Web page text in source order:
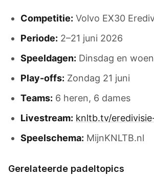
Competitie: Volvo EX30
Periode: 2–21 juni 2026
Speeldagen: Dinsdag en
Play-offs: Zondag 21 juni
Teams: 6 heren, 6 dames
Livestream: knltb.tv/
Speelschema: MijnKNLTB.nl
Gerelateerde padeltopics